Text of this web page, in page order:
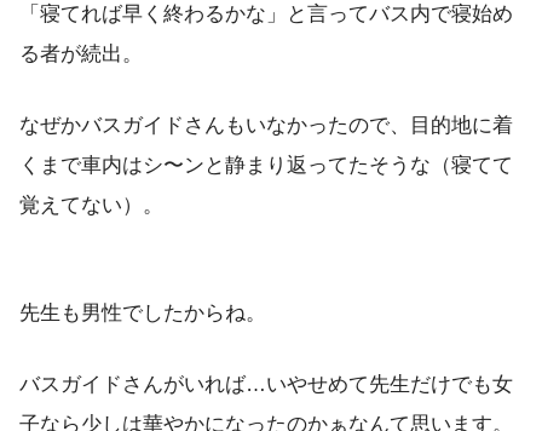
「寝てれば早く終わるかな」と言ってバス内で寝始め
る者が続出。
なぜかバスガイドさんもいなかったので、目的地に着
くまで車内はシ〜ンと静まり返ってたそうな（寝てて
覚えてない）。
先生も男性でしたからね。
バスガイドさんがいれば…いやせめて先生だけでも女
子なら少しは華やかになったのかぁなんて思います。